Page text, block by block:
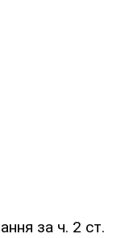
за ч. 2 ст.